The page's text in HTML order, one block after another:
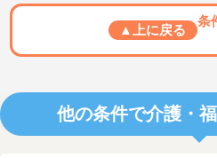
▲上に戻る
条
他の条件で介護・